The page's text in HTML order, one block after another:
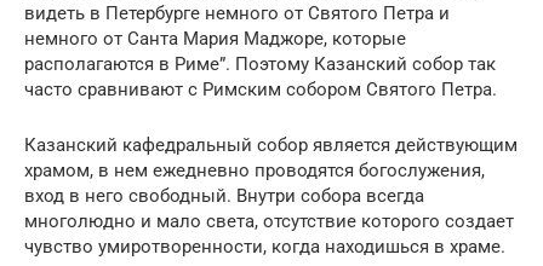
видеть в Петербурге немного от Святого Петра и
немного от Санта Мария Маджоре, которые
располагаются в Риме”. Поэтому Казанский собор так
часто сравнивают с Римским собором Святого Петра.
Казанский кафедральный собор является действующим
храмом, в нем ежедневно проводятся богослужения,
вход в него свободный. Внутри собора всегда
многолюдно и мало света, отсутствие которого создает
чувство умиротворенности, когда находишься в храме.